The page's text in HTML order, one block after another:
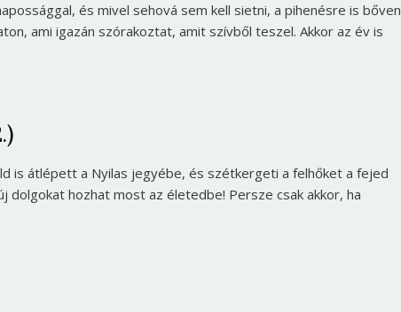
és mivel sehová sem kell sietni, a pihenésre is bőven
ami igazán szórakoztat, amit szívből teszel. Akkor az év is
is átlépett a Nyilas jegyébe, és szétkergeti a felhőket a fejed
hozhat most az életedbe! Persze csak akkor, ha